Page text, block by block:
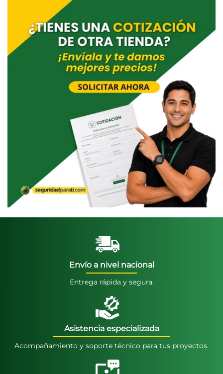
Envío a nivel nacional
Entrega rápida y segura.
Asistencia especializada
Acompañamiento y soporte técnico para tus proyectos.